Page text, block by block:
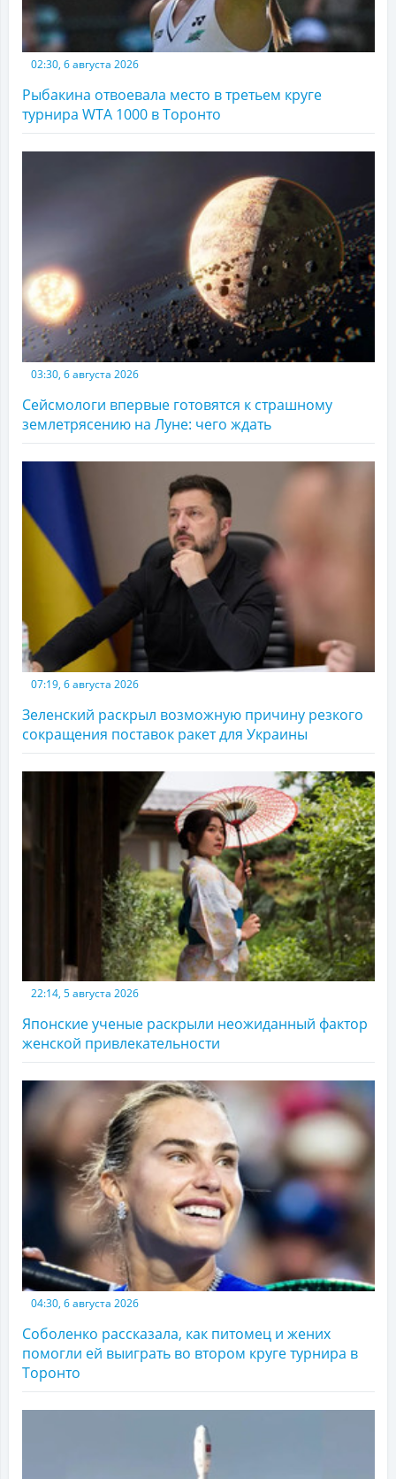
02:30, 6 августа 2026
Рыбакина отвоевала место в третьем круге
турнира WTA 1000 в Торонто
03:30, 6 августа 2026
Сейсмологи впервые готовятся к страшному
землетрясению на Луне: чего ждать
07:19, 6 августа 2026
Зеленский раскрыл возможную причину резкого
сокращения поставок ракет для Украины
22:14, 5 августа 2026
Японские ученые раскрыли неожиданный фактор
женской привлекательности
04:30, 6 августа 2026
Соболенко рассказала, как питомец и жених
помогли ей выиграть во втором круге турнира в
Торонто